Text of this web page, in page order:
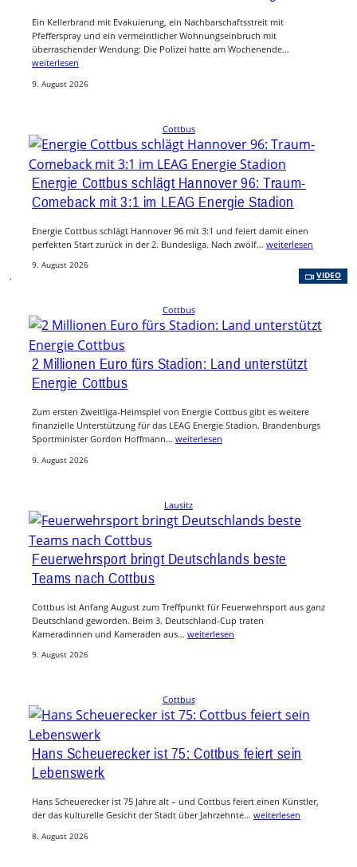
Ein Kellerbrand mit Evakuierung, ein Nachbarschaftsstreit mit
Pfefferspray und ein vermeintlicher Wohnungseinbruch mit
überraschender Wendung: Die Polizei hatte am Wochenende…
weiterlesen
9. August 2026
Cottbus
, VIDEO
Energie Cottbus schlägt Hannover 96: Traum-
Comeback mit 3:1 im LEAG Energie Stadion
Energie Cottbus schlägt Hannover 96 mit 3:1 und feiert damit einen
perfekten Start zurück in der 2. Bundesliga. Nach zwölf… weiterlesen
9. August 2026
Cottbus
2 Millionen Euro fürs Stadion: Land unterstützt
Energie Cottbus
Zum ersten Zweitliga-Heimspiel von Energie Cottbus gibt es weitere
finanzielle Unterstützung für das LEAG Energie Stadion. Brandenburgs
Sportminister Gordon Hoffmann… weiterlesen
9. August 2026
Lausitz
Feuerwehrsport bringt Deutschlands beste
Teams nach Cottbus
Cottbus ist Anfang August zum Treffpunkt für Feuerwehrsport aus ganz
Deutschland geworden. Beim 3. Deutschland-Cup traten
Kameradinnen und Kameraden aus… weiterlesen
9. August 2026
Cottbus
Hans Scheuerecker ist 75: Cottbus feiert sein
Lebenswerk
Hans Scheuerecker ist 75 Jahre alt – und Cottbus feiert einen Künstler,
der das kulturelle Gesicht der Stadt über Jahrzehnte… weiterlesen
8. August 2026